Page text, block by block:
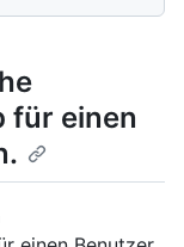
für einen